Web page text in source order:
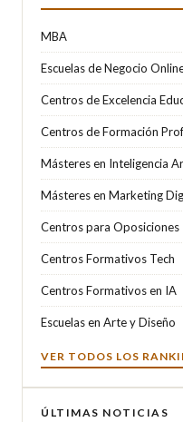
MBA
Escuelas de Negocio
Centros de Excelencia
Centros de Formación
Másteres en Inteligencia
Másteres en Marketing
Centros para Oposiciones
Centros Formativos Tech
Centros Formativos en IA
Escuelas en Arte y Diseño
VER TODOS LOS
ÚLTIMAS NOTICIAS